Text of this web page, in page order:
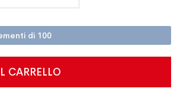
di 100
CARRELLO